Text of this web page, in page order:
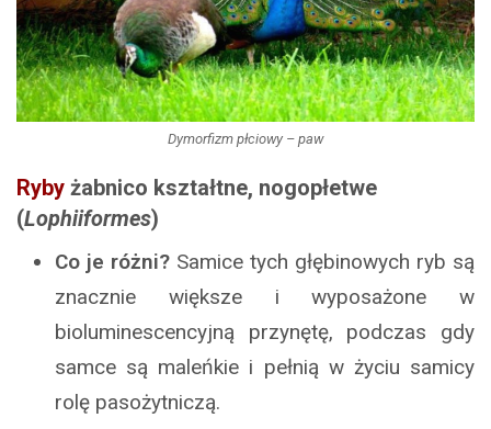
Dymorfizm płciowy – paw
Ryby żabnico kształtne, nogopłetwe
(Lophiiformes)
Co je różni? Samice tych głębinowych ryb są
znacznie większe i wyposażone w
bioluminescencyjną przynętę, podczas gdy
samce są maleńkie i pełnią w życiu samicy
rolę pasożytniczą.